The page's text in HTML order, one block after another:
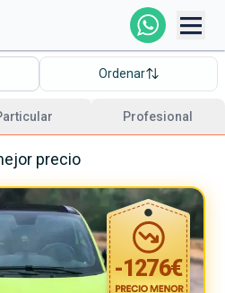
Ordenar
Profesional
precio
-1276€